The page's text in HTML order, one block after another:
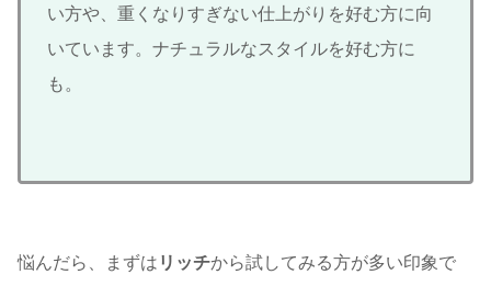
い方や、重くなりすぎない仕上がりを好む方に向
いています。ナチュラルなスタイルを好む方に
も。
悩んだら、まずは リッチから試してみる方が多い印象で